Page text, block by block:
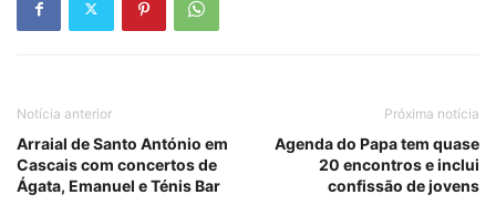
Notícia anterior
Arraial de Santo António em
Cascais com concertos de
Ágata, Emanuel e Ténis Bar
Próxima notícia
Agenda do Papa tem quase
20 encontros e inclui
confissão de jovens